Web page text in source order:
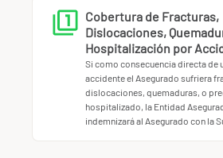
Cobertura de Fracturas,
Dislocaciones,
Hospitalización por
Si como consecuencia directa de
accidente el Asegurado sufriera
dislocaciones, quemaduras, o
hospitalizado, la Entidad
indemnizará al Asegurado con la